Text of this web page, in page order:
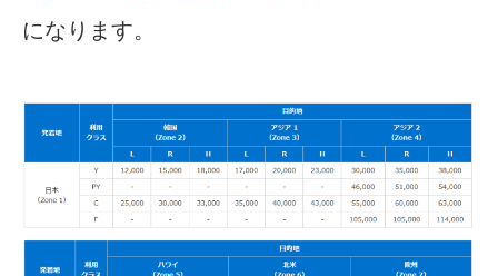
になります。